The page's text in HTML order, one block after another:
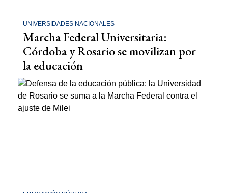
UNIVERSIDADES NACIONALES
Marcha Federal Universitaria:
Córdoba y Rosario se movilizan por
la educación